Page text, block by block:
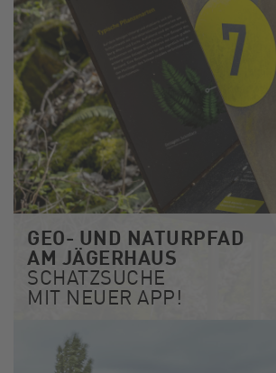
GEO- UND NATURPFAD
AM JÄGERHAUS
SCHATZSUCHE
MIT NEUER APP!